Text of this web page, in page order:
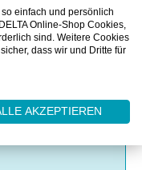
einfach und persönlich
Online-Shop Cookies,
sind. Weitere Cookies
dass wir und Dritte für
AKZEPTIEREN